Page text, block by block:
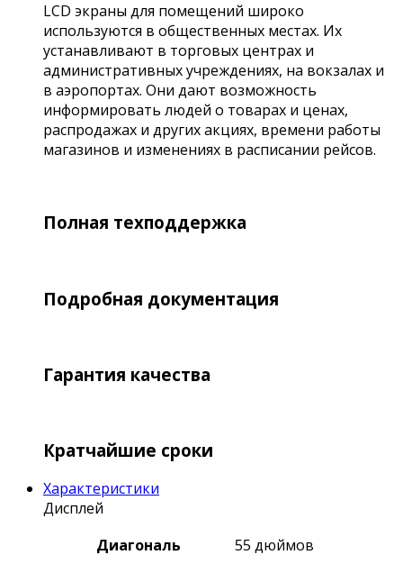
LCD экраны для помещений широко
используются в общественных местах. Их
устанавливают в торговых центрах и
административных учреждениях, на вокзалах и
в аэропортах. Они дают возможность
информировать людей о товарах и ценах,
распродажах и других акциях, времени работы
магазинов и изменениях в расписании рейсов.
Полная техподдержка
Подробная документация
Гарантия качества
Кратчайшие сроки
Характеристики
Дисплей
Диагональ
55 дюймов